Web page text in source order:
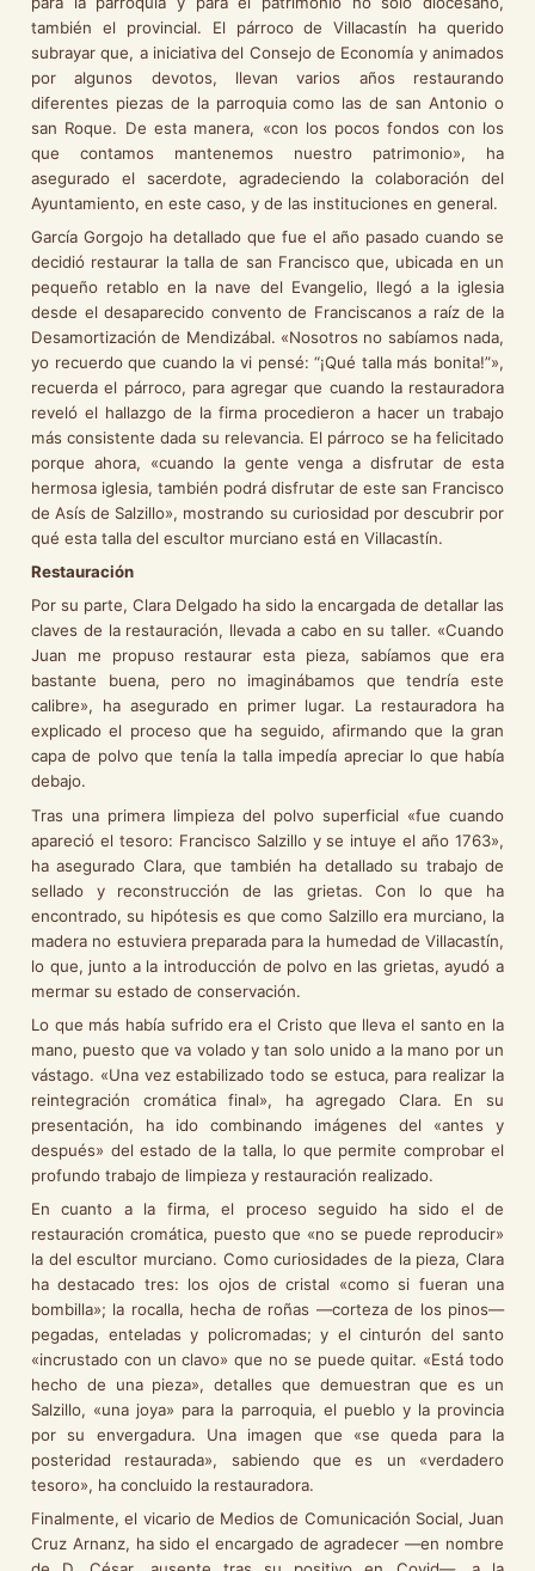
también el provincial. El párroco de Villacastín ha querido
subrayar que, a iniciativa del Consejo de Economía y animados
por algunos devotos, llevan varios años restaurando
diferentes piezas de la parroquia como las de san Antonio o
san Roque. De esta manera, «con los pocos fondos con los
que contamos mantenemos nuestro patrimonio», ha
asegurado el sacerdote, agradeciendo la colaboración del
Ayuntamiento, en este caso, y de las instituciones en general.
García Gorgojo ha detallado que fue el año pasado cuando se
decidió restaurar la talla de san Francisco que, ubicada en un
pequeño retablo en la nave del Evangelio, llegó a la iglesia
desde el desaparecido convento de Franciscanos a raíz de la
Desamortización de Mendizábal. «Nosotros no sabíamos nada,
yo recuerdo que cuando la vi pensé: “¡Qué talla más bonita!”»,
recuerda el párroco, para agregar que cuando la restauradora
reveló el hallazgo de la firma procedieron a hacer un trabajo
más consistente dada su relevancia. El párroco se ha felicitado
porque ahora, «cuando la gente venga a disfrutar de esta
hermosa iglesia, también podrá disfrutar de este san Francisco
de Asís de Salzillo», mostrando su curiosidad por descubrir por
qué esta talla del escultor murciano está en Villacastín.
Restauración
Por su parte, Clara Delgado ha sido la encargada de detallar las
claves de la restauración, llevada a cabo en su taller. «Cuando
Juan me propuso restaurar esta pieza, sabíamos que era
bastante buena, pero no imaginábamos que tendría este
calibre», ha asegurado en primer lugar. La restauradora ha
explicado el proceso que ha seguido, afirmando que la gran
capa de polvo que tenía la talla impedía apreciar lo que había
debajo.
Tras una primera limpieza del polvo superficial «fue cuando
apareció el tesoro: Francisco Salzillo y se intuye el año 1763»,
ha asegurado Clara, que también ha detallado su trabajo de
sellado y reconstrucción de las grietas. Con lo que ha
encontrado, su hipótesis es que como Salzillo era murciano, la
madera no estuviera preparada para la humedad de Villacastín,
lo que, junto a la introducción de polvo en las grietas, ayudó a
mermar su estado de conservación.
Lo que más había sufrido era el Cristo que lleva el santo en la
mano, puesto que va volado y tan solo unido a la mano por un
vástago. «Una vez estabilizado todo se estuca, para realizar la
reintegración cromática final», ha agregado Clara. En su
presentación, ha ido combinando imágenes del «antes y
después» del estado de la talla, lo que permite comprobar el
profundo trabajo de limpieza y restauración realizado.
En cuanto a la firma, el proceso seguido ha sido el de
restauración cromática, puesto que «no se puede reproducir»
la del escultor murciano. Como curiosidades de la pieza, Clara
ha destacado tres: los ojos de cristal «como si fueran una
bombilla»; la rocalla, hecha de roñas —corteza de los pinos—
pegadas, enteladas y policromadas; y el cinturón del santo
«incrustado con un clavo» que no se puede quitar. «Está todo
hecho de una pieza», detalles que demuestran que es un
Salzillo, «una joya» para la parroquia, el pueblo y la provincia
por su envergadura. Una imagen que «se queda para la
posteridad restaurada», sabiendo que es un «verdadero
tesoro», ha concluido la restauradora.
Finalmente, el vicario de Medios de Comunicación Social, Juan
Cruz Arnanz, ha sido el encargado de agradecer —en nombre